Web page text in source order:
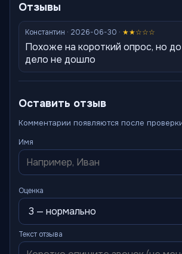
Отзывы
Константин · 2026-06-30 · ★★☆☆☆
Похоже на короткий опрос, но
дело не дошло
Оставить отзыв
Комментарии появляются после
Имя
Оценка
Текст отзыва